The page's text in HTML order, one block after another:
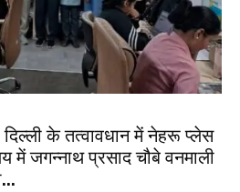
के तत्वावधान में नेहरू प्लेस
में जगन्नाथ प्रसाद चौबे वनमाली